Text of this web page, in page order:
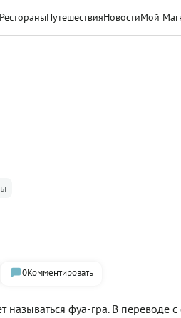
РестораныПутешествияНовостиМой
0Комментировать
называться фуа-гра. В переводе